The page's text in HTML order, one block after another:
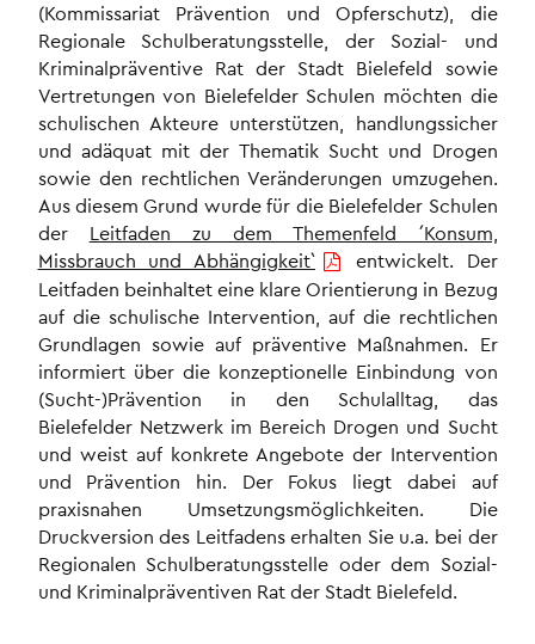
(Kommissariat Prävention und Opferschutz), die
Regionale Schulberatungsstelle, der Sozial- und
Kriminalpräventive Rat der Stadt Bielefeld sowie
Vertretungen von Bielefelder Schulen möchten die
schulischen Akteure unterstützen, handlungssicher
und adäquat mit der Thematik Sucht und Drogen
sowie den rechtlichen Veränderungen umzugehen.
Aus diesem Grund wurde für die Bielefelder Schulen
der Leitfaden zu dem Themenfeld ´Konsum,
Missbrauch und Abhängigkeit`
entwickelt. Der
Leitfaden beinhaltet eine klare Orientierung in Bezug
auf die schulische Intervention, auf die rechtlichen
Grundlagen sowie auf präventive Maßnahmen. Er
informiert über die konzeptionelle Einbindung von
(Sucht-)Prävention in den Schulalltag, das
Bielefelder Netzwerk im Bereich Drogen und Sucht
und weist auf konkrete Angebote der Intervention
und Prävention hin. Der Fokus liegt dabei auf
praxisnahen Umsetzungsmöglichkeiten. Die
Druckversion des Leitfadens erhalten Sie u.a. bei der
Regionalen Schulberatungsstelle oder dem Sozial-
und Kriminalpräventiven Rat der Stadt Bielefeld.